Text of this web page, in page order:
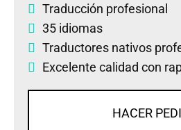
Traducción profesional
35 idiomas
Traductores nativos
Excelente calidad con
HACER